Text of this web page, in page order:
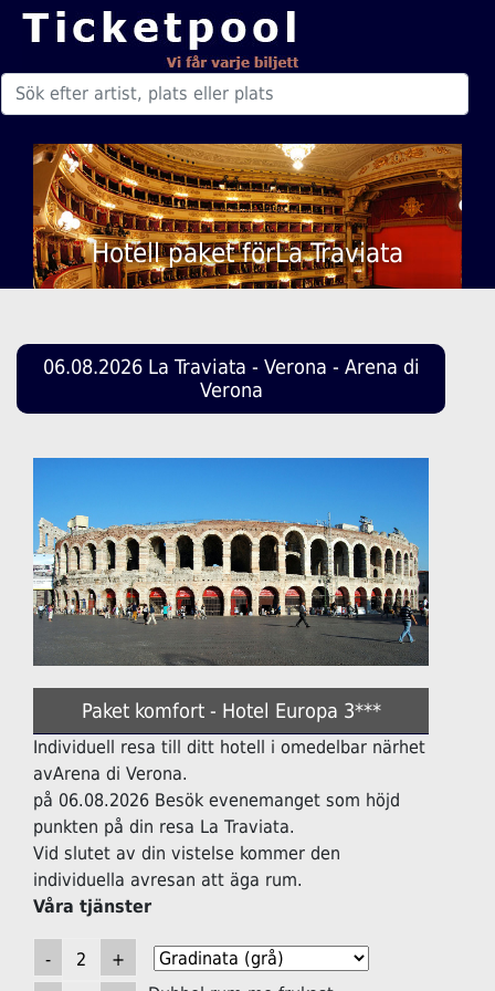
Hotell paket förLa Traviata
06.08.2026 La Traviata - Verona - Arena di
Verona
Paket komfort - Hotel Europa 3***
Individuell resa till ditt hotell i omedelbar närhet
avArena di Verona.
på 06.08.2026 Besök evenemanget som höjd
punkten på din resa La Traviata.
Vid slutet av din vistelse kommer den
individuella avresan att äga rum.
Våra tjänster